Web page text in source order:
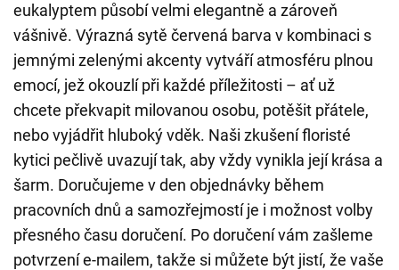
eukalyptem působí velmi elegantně a zároveň
vášnivě. Výrazná sytě červená barva v kombinaci s
jemnými zelenými akcenty vytváří atmosféru plnou
emocí, jež okouzlí při každé příležitosti – ať už
chcete překvapit milovanou osobu, potěšit přátele,
nebo vyjádřit hluboký vděk. Naši zkušení floristé
kytici pečlivě uvazují tak, aby vždy vynikla její krása a
šarm. Doručujeme v den objednávky během
pracovních dnů a samozřejmostí je i možnost volby
přesného času doručení. Po doručení vám zašleme
potvrzení e-mailem, takže si můžete být jistí, že vaše